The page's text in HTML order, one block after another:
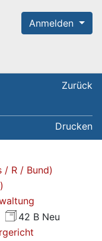
Anmelden
Zurück
Drucken
/ R / Bund)
42 B Neu